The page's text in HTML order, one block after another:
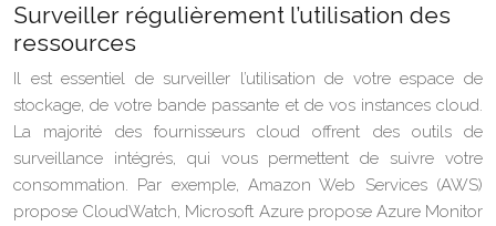
Surveiller régulièrement l’utilisation des
ressources
Il est essentiel de surveiller l’utilisation de votre espace de
stockage, de votre bande passante et de vos instances cloud.
La majorité des fournisseurs cloud offrent des outils de
surveillance intégrés, qui vous permettent de suivre votre
consommation. Par exemple, Amazon Web Services (AWS)
propose CloudWatch, Microsoft Azure propose Azure Monitor